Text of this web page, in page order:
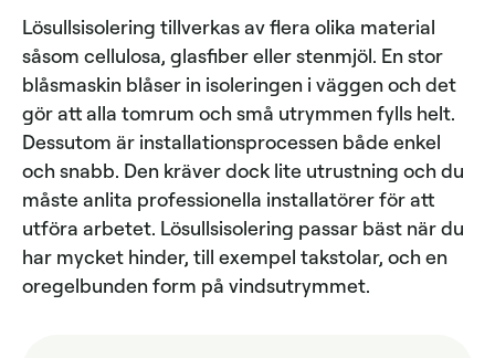
Lösullsisolering tillverkas av flera olika material
såsom cellulosa, glasfiber eller stenmjöl. En stor
blåsmaskin blåser in isoleringen i väggen och det
gör att alla tomrum och små utrymmen fylls helt.
Dessutom är installationsprocessen både enkel
och snabb. Den kräver dock lite utrustning och du
måste anlita professionella installatörer för att
utföra arbetet. Lösullsisolering passar bäst när du
har mycket hinder, till exempel takstolar, och en
oregelbunden form på vindsutrymmet.